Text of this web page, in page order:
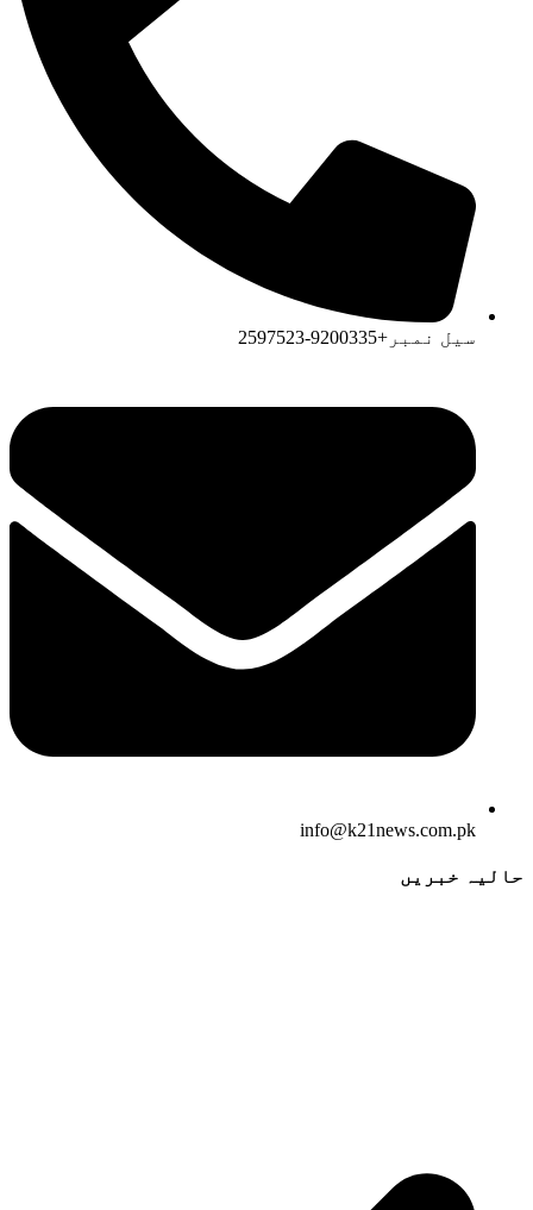
سیل نمبر+9200335-2597523
info@k21news.com.pk
حالیہ خبریں